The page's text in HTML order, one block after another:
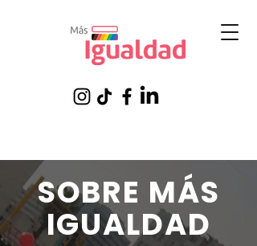
SOBRE MÁS
IGUALDAD